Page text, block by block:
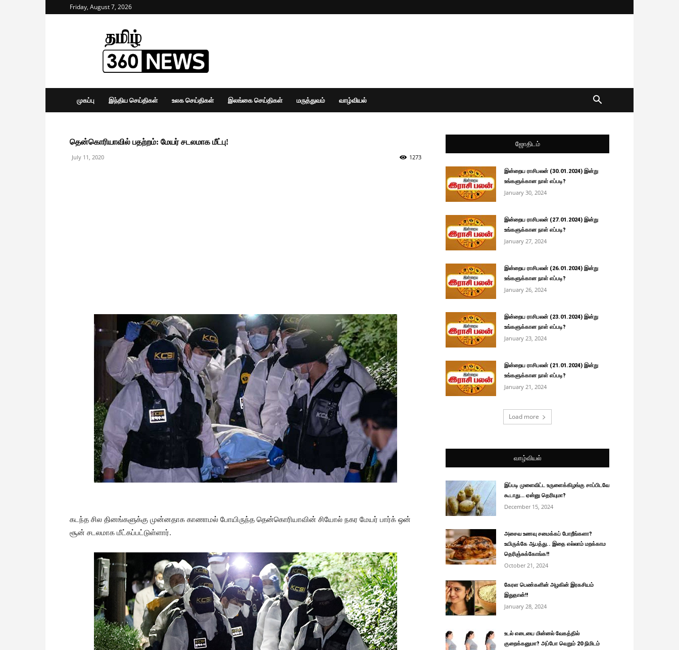
Friday, August 7, 2026
Tamil
360
News
முகப்பு இந்திய செய்திகள் உலக செய்திகள் இலங்கை செய்திகள் மருத்துவம் வாழ்வியல்
தென்கொரியாவில் பதற்றம்: மேயர் சடலமாக மீட்பு!
July 11, 2020 1273
கடந்த சில தினங்களுக்கு முன்னதாக காணாமல் போயிருந்த தென்கொரியாவின் சியோல் நகர மேயர் பார்க் ஒன்
சூன் சடலமாக மீட்கப்பட்டுள்ளார்.
ஜோதிடம்
இன்றைய ராசிபலன் (30.01.2024) இன்று
உங்களுக்கான நாள் எப்படி?
January 30, 2024
இன்றைய ராசிபலன் (27.01.2024) இன்று
உங்களுக்கான நாள் எப்படி?
January 27, 2024
இன்றைய ராசிபலன் (26.01.2024) இன்று
உங்களுக்கான நாள் எப்படி?
January 26, 2024
இன்றைய ராசிபலன் (23.01.2024) இன்று
உங்களுக்கான நாள் எப்படி?
January 23, 2024
இன்றைய ராசிபலன் (21.01.2024) இன்று
உங்களுக்கான நாள் எப்படி?
January 21, 2024
Load more
வாழ்வியல்
இப்படி முளைவிட்ட உருளைக்கிழங்கு சாப்பிடவே
கூடாது… ஏன்னு தெரியுமா?
December 15, 2024
அசைவ உணவு சமைக்கப் போறீங்களா?
உயிருக்கே ஆபத்து.. இதை எல்லாம் மறக்காம
தெரிஞ்சுக்கோங்க!!
October 21, 2024
கேரள பெண்களின் அழகின் இரகசியம்
இதுதான்!!
January 28, 2024
உடல் எடையை மின்னல் வேகத்தில்
குறைக்கனுமா? அப்போ வெறும் 20 நிமிடம்